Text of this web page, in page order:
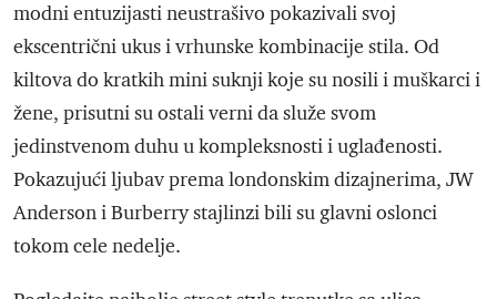
modni entuzijasti neustrašivo pokazivali svoj
ekscentrični ukus i vrhunske kombinacije stila. Od
kiltova do kratkih mini suknji koje su nosili i muškarci i
žene, prisutni su ostali verni da služe svom
jedinstvenom duhu u kompleksnosti i uglađenosti.
Pokazujući ljubav prema londonskim dizajnerima, JW
Anderson i Burberry stajlinzi bili su glavni oslonci
tokom cele nedelje.